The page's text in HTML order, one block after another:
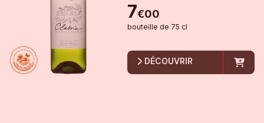
7€00
bouteille de 75 cl
DÉCOUVRIR